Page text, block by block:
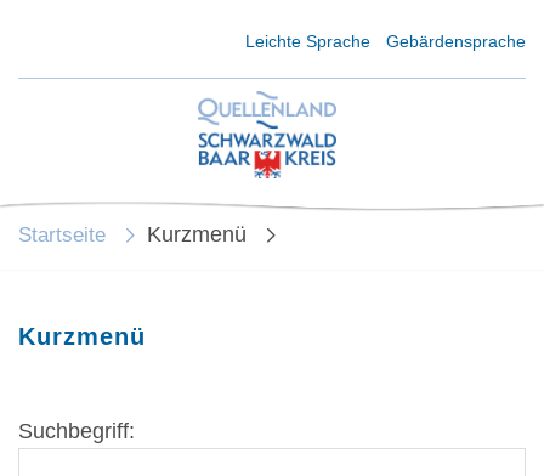
Leichte Sprache Gebärdensprache
Startseite Kurzmenü
Kurzmenü
Suchbegriff: